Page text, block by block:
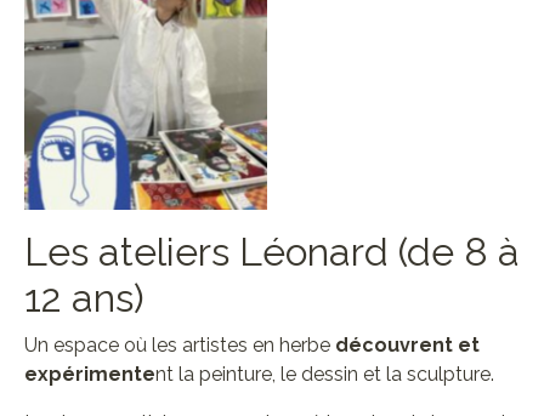
Aucune légende
Les ateliers Léonard (de 8 à
12 ans)
Un espace où les artistes en herbe découvrent et
expérimentent la peinture, le dessin et la sculpture.